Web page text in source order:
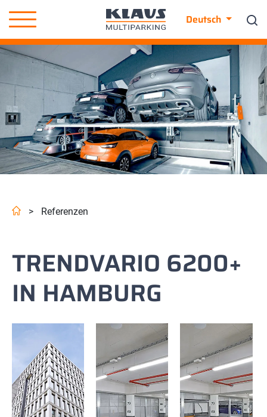
Deutsch
> Referenzen
TRENDVARIO 6200+
IN HAMBURG